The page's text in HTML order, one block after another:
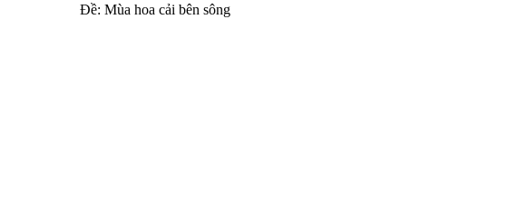
Ðề: Mùa hoa cải bên sông